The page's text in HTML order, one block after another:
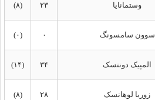
وستمانایا ۲۳ (۸)
سوون سامسونگ ۰ (۰)
المپیک دونتسک ۳۴ (۱۴)
زوریا لوهانسک ۲۸ (۸)